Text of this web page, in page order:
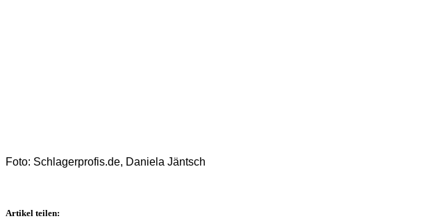
Foto: Schlagerprofis.de, Daniela Jäntsch
Artikel teilen: